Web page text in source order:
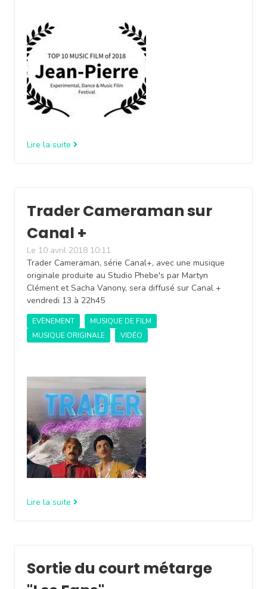
Lire la suite
Trader Cameraman sur
Canal +
Le 10 avril 2018 10:11
Trader Cameraman, série Canal+, avec une musique
originale produite au Studio Phebe's par Martyn
Clément et Sacha Vanony, sera diffusé sur Canal +
vendredi 13 à 22h45
EVÈNEMENT
MUSIQUE DE FILM
MUSIQUE ORIGINALE
VIDÉO
Lire la suite
Sortie du court métarge